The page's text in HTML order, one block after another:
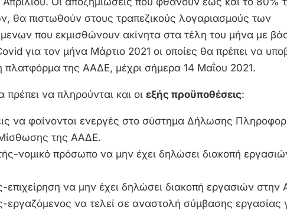
θα πιστωθούν στους τραπεζικούς λογαριασμούς των
που εκμισθώνουν ακίνητα στα τέλη του μήνα με
για τον μήνα Μάρτιο 2021 οι οποίες θα πρέπει να
πλατφόρμα της ΑΑΔΕ, μέχρι σήμερα 14 Μαΐου 2021.
πρέπει να πληρούνται και οι εξής προϋποθέσεις:
να φαίνονται ενεργές στο σύστημα Δήλωσης
της ΑΑΔΕ.
νομικό πρόσωπο να μην έχει δηλώσει διακοπή
επιχείρηση να μην έχει δηλώσει διακοπή εργασιών στην
εργαζόμενος να τελεί σε αναστολή σύμβασης εργασίας